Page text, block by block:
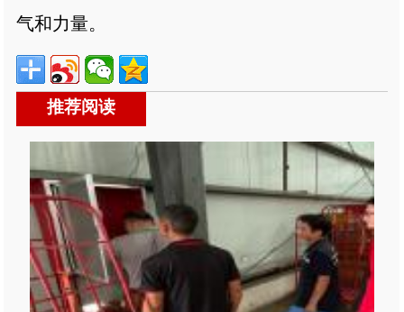
气和力量。
推荐阅读